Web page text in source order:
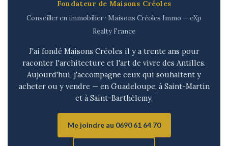
Fondateur de Maisons Créoles
Conseiller en immobilier · Maisons Créoles Immo — eXp
Realty France
J'ai fondé Maisons Créoles il y a trente ans pour
raconter l'architecture et l'art de vivre des Antilles.
Aujourd'hui, j'accompagne ceux qui souhaitent y
acheter ou y vendre — en Guadeloupe, à Saint-Martin
et à Saint-Barthélemy.
Me joindre au 0690 61 64 70